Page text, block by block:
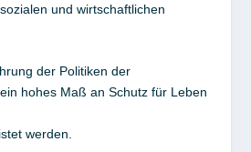
und wirtschaftlichen
der Politiken der
hohes Maß an Schutz für Leben
werden.